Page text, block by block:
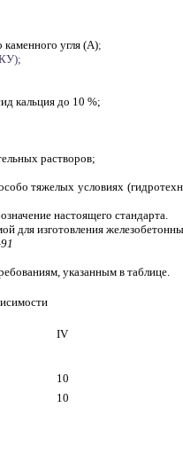
каменного угля (А);
кальция до 10 %;
растворов;
тяжелых условиях
настоящего стандарта.
для изготовления
указанным в таблице.
IV
10
10